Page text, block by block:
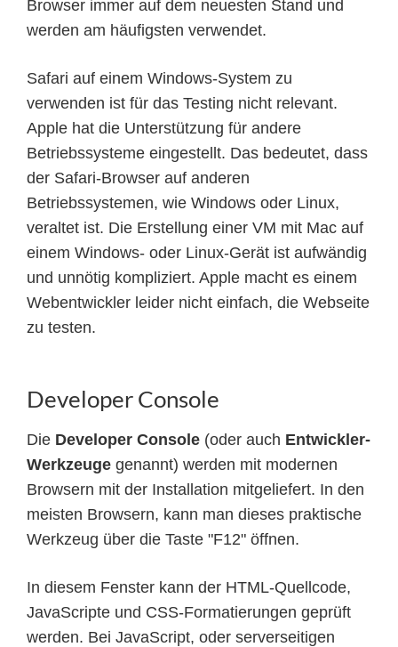
Browser immer auf dem neuesten Stand und
werden am häufigsten verwendet.
Safari auf einem Windows-System zu
verwenden ist für das Testing nicht relevant.
Apple hat die Unterstützung für andere
Betriebssysteme eingestellt. Das bedeutet, dass
der Safari-Browser auf anderen
Betriebssystemen, wie Windows oder Linux,
veraltet ist. Die Erstellung einer VM mit Mac auf
einem Windows- oder Linux-Gerät ist aufwändig
und unnötig kompliziert. Apple macht es einem
Webentwickler leider nicht einfach, die Webseite
zu testen.
Developer Console
Die Developer Console (oder auch Entwickler-
Werkzeuge genannt) werden mit modernen
Browsern mit der Installation mitgeliefert. In den
meisten Browsern, kann man dieses praktische
Werkzeug über die Taste "F12" öffnen.
In diesem Fenster kann der HTML-Quellcode,
JavaScripte und CSS-Formatierungen geprüft
werden. Bei JavaScript, oder serverseitigen